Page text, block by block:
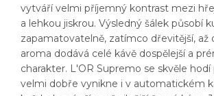
vytváří velmi příjemný kontrast mezi
a lehkou jiskrou. Výsledný šálek působí
zapamatovatelně, zatímco dřevitější, až
aroma dodává celé kávě dospělejší a
charakter. L'OR Supremo se skvěle hodí
velmi dobře vynikne i v automatickém